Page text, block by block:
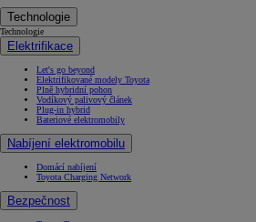
Technologie
Technologie
Elektrifikace
Let's go beyond
Elektrifikované modely Toyota
Plně hybridní pohon
Vodíkový palivový článek
Plug-in hybrid
Bateriové elektromobily
Nabíjení elektromobilu
Domácí nabíjení
Toyota Charging Network
Bezpečnost